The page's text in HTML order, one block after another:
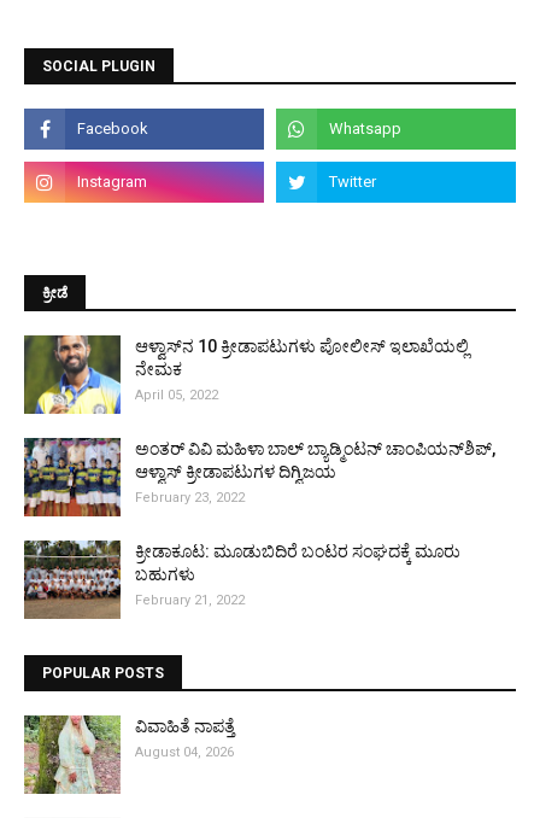
SOCIAL PLUGIN
ಕ್ರೀಡೆ
ಆಳ್ವಾಸ್‌ನ 10 ಕ್ರೀಡಾಪಟುಗಳು ಪೋಲೀಸ್ ಇಲಾಖೆಯಲ್ಲಿ
ನೇಮಕ
April 05, 2022
ಅಂತರ್ ವಿವಿ ಮಹಿಳಾ ಬಾಲ್ ಬ್ಯಾಡ್ಮಿಂಟನ್ ಚಾಂಪಿಯನ್‌ಶಿಪ್,
ಆಳ್ವಾಸ್ ಕ್ರೀಡಾಪಟುಗಳ ದಿಗ್ವಿಜಯ
February 23, 2022
ಕ್ರೀಡಾಕೂಟ: ಮೂಡುಬಿದಿರೆ ಬಂಟರ ಸಂಘದಕ್ಕೆ ಮೂರು
ಬಹುಗಳು
February 21, 2022
POPULAR POSTS
ವಿವಾಹಿತೆ ನಾಪತ್ತೆ
August 04, 2026